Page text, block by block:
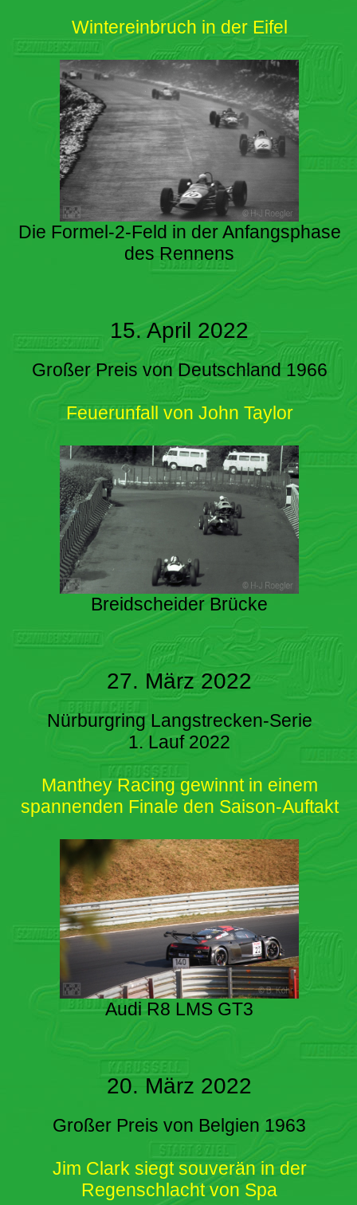
Wintereinbruch in der Eifel
Die Formel-2-Feld in der Anfangsphase
des Rennens
15. April 2022
Großer Preis von Deutschland 1966
Feuerunfall von John Taylor
Breidscheider Brücke
27. März 2022
Nürburgring Langstrecken-Serie
1. Lauf 2022
Manthey Racing gewinnt in einem
spannenden Finale den Saison-Auftakt
Audi R8 LMS GT3
20. März 2022
Großer Preis von Belgien 1963
Jim Clark siegt souverän in der
Regenschlacht von Spa